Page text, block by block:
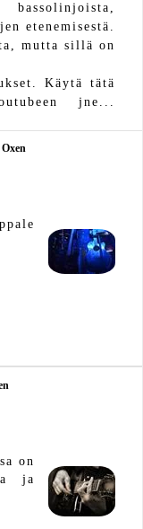
etenemisestä.
mutta sillä on
Käytä tätä
jne...
on
ja